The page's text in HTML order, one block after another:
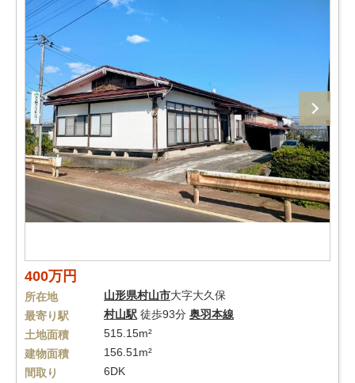
400万円
所在地 山形県村山市大字大久保
最寄り駅
村山駅 徒歩93分 奥羽本線
土地面積
515.15m²
建物面積
156.51m²
間取り
6DK